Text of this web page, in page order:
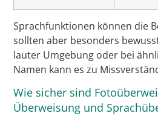
Sprachfunktionen können die
sollten aber besonders
lauter Umgebung oder bei
Namen kann es zu
Wie sicher sind
Überweisung und